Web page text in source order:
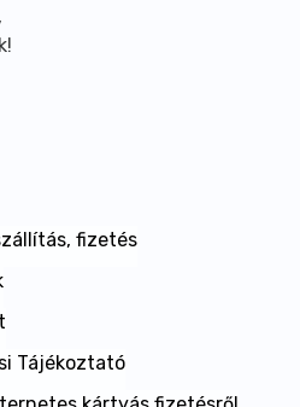
fizetés
Tájékoztató